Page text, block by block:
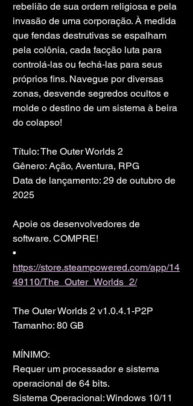
rebelião de sua ordem religiosa e pela
invasão de uma corporação. À medida
que fendas destrutivas se espalham
pela colônia, cada facção luta para
controlá-las ou fechá-las para seus
próprios fins. Navegue por diversas
zonas, desvende segredos ocultos e
molde o destino de um sistema à beira
do colapso!
Título: The Outer Worlds 2
Gênero: Ação, Aventura, RPG
Data de lançamento: 29 de outubro de
2025
Apoie os desenvolvedores de
software. COMPRE!
•
https://store.steampowered.com/app/14
49110/The_Outer_Worlds_2/
The Outer Worlds 2 v1.0.4.1-P2P
Tamanho: 80 GB
MÍNIMO:
Requer um processador e sistema
operacional de 64 bits.
Sistema Operacional: Windows 10/11